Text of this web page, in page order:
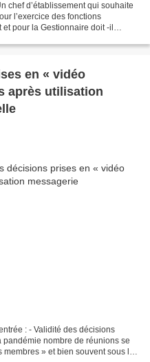
chef d’établissement qui souhaite
l’exercice des fonctions
pour la Gestionnaire doit -il
en « vidéo
après utilisation
: - Validité des décisions
nombre de réunions se
» et bien souvent sous la